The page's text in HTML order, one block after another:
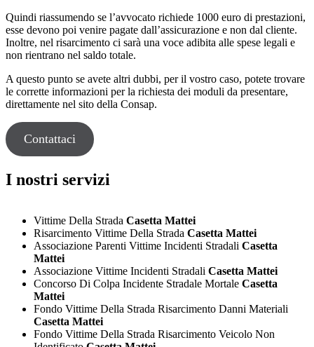
Quindi riassumendo se l’avvocato richiede 1000 euro di prestazioni,
esse devono poi venire pagate dall’assicurazione e non dal cliente.
Inoltre, nel risarcimento ci sarà una voce adibita alle spese legali e
non rientrano nel saldo totale.
A questo punto se avete altri dubbi, per il vostro caso, potete trovare
le corrette informazioni per la richiesta dei moduli da presentare,
direttamente nel sito della Consap.
Contattaci
I nostri servizi
Vittime Della Strada Casetta Mattei
Risarcimento Vittime Della Strada Casetta Mattei
Associazione Parenti Vittime Incidenti Stradali Casetta
Mattei
Associazione Vittime Incidenti Stradali Casetta Mattei
Concorso Di Colpa Incidente Stradale Mortale Casetta
Mattei
Fondo Vittime Della Strada Risarcimento Danni Materiali
Casetta Mattei
Fondo Vittime Della Strada Risarcimento Veicolo Non